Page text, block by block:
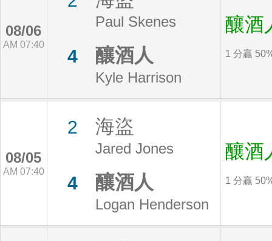
08/06
AM 07:40
Paul Skenes
4 釀酒人
Kyle Harrison
釀酒
1 分贏
08/05
AM 07:40
2 海盜
Jared Jones
4 釀酒人
Logan Henderson
釀酒
1 分贏